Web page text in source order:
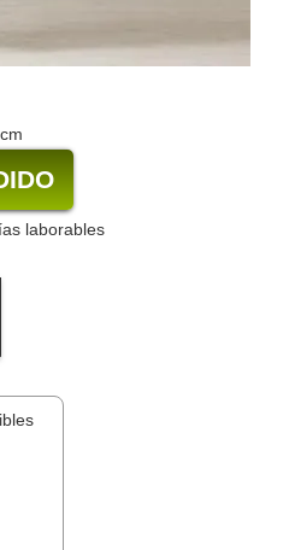
laborables